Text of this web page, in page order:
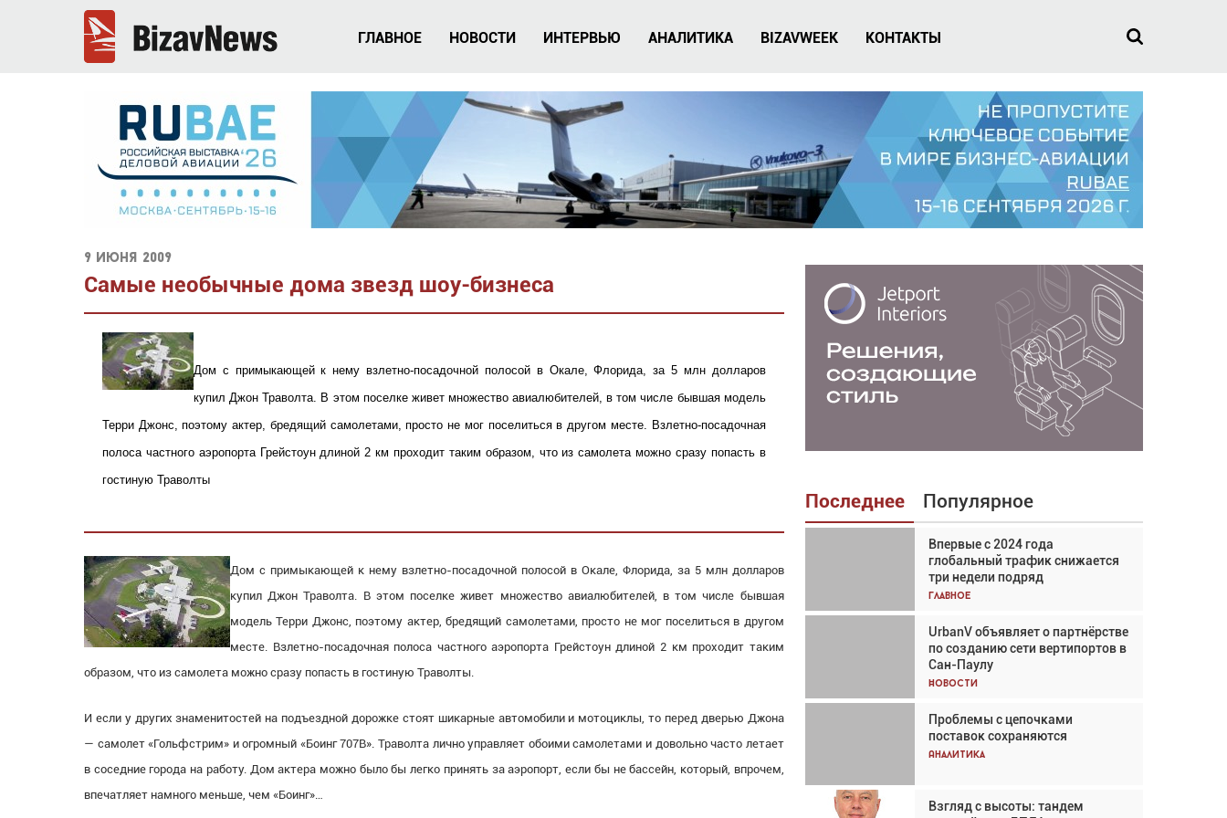
ГЛАВНОЕ НОВОСТИ ИНТЕРВЬЮ АНАЛИТИКА BIZAVWEEK КОНТАКТЫ
9 июня 2009
Самые необычные дома звезд шоу-бизнеса
Дом с примыкающей к нему взлетно-посадочной полосой в Окале, Флорида, за 5 млн долларов
купил Джон Траволта. В этом поселке живет множество авиалюбителей, в том числе бывшая модель
Терри Джонс, поэтому актер, бредящий самолетами, просто не мог поселиться в другом месте. Взлетно-посадочная
полоса частного аэропорта Грейстоун длиной 2 км проходит таким образом, что из самолета можно сразу попасть в
гостиную Траволты
Дом с примыкающей к нему взлетно-посадочной полосой в Окале, Флорида, за 5 млн долларов
купил Джон Траволта. В этом поселке живет множество авиалюбителей, в том числе бывшая
модель Терри Джонс, поэтому актер, бредящий самолетами, просто не мог поселиться в другом
месте. Взлетно-посадочная полоса частного аэропорта Грейстоун длиной 2 км проходит таким
образом, что из самолета можно сразу попасть в гостиную Траволты.
И если у других знаменитостей на подъездной дорожке стоят шикарные автомобили и мотоциклы, то перед дверью Джона
— самолет «Гольфстрим» и огромный «Боинг 707B». Траволта лично управляет обоими самолетами и довольно часто летает
в соседние города на работу. Дом актера можно было бы легко принять за аэропорт, если бы не бассейн, который, впрочем,
впечатляет намного меньше, чем «Боинг»…
Последнее Популярное
Впервые с 2024 года
глобальный трафик снижается
три недели подряд
Главное
UrbanV объявляет о партнёрстве
по созданию сети вертипортов в
Сан-Паулу
Новости
Проблемы с цепочками
поставок сохраняются
Аналитика
Взгляд с высоты: тандем
Взгляд с высоты: тандем
вертолётов и БПЛА в
спасательных операциях
Главное
Авиационный фотограф Дэйв
Кох: «Фотография говорит сама
за себя... а ИИ всё портит»
Новости
Впервые с 2024 года
глобальный трафик снижается
три недели подряд
Частный самолёт – это актив.